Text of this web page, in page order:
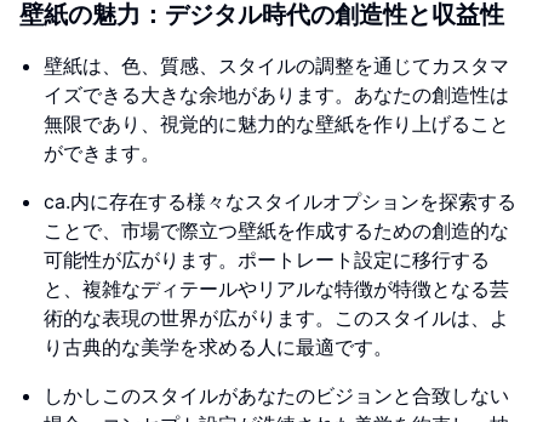
壁紙の魅力：デジタル時代の創造性と収益性
壁紙は、色、質感、スタイルの調整を通じてカスタマ
イズできる大きな余地があります。あなたの創造性は
無限であり、視覚的に魅力的な壁紙を作り上げること
ができます。
ca.内に存在する様々なスタイルオプションを探索する
ことで、市場で際立つ壁紙を作成するための創造的な
可能性が広がります。ポートレート設定に移行する
と、複雑なディテールやリアルな特徴が特徴となる芸
術的な表現の世界が広がります。このスタイルは、よ
り古典的な美学を求める人に最適です。
しかしこのスタイルがあなたのビジョンと合致しない